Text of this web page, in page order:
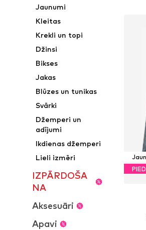
Jaunumi
Kleitas
Krekli un topi
Džinsi
Bikses
Jakas
Blūzes un tunikas
Svārki
Džemperi un
adījumi
Ikdienas džemperi
Lieli izmēri
IZPĀRDOŠA
NA
Aksesuāri
Apavi